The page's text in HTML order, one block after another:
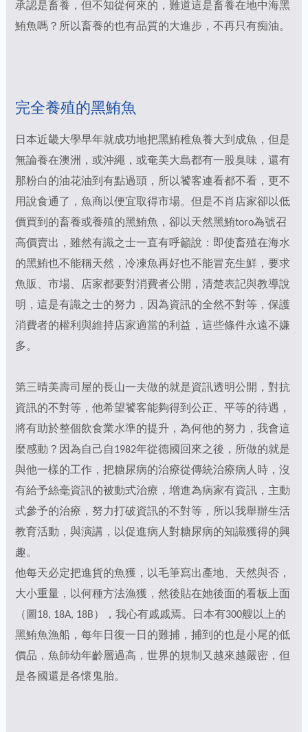
承認是畜養，但不知從何來的，難道這是畜養在地中海黑
鮪魚嗎？所以畜養的也有品質的大進步，不再只有痴油。
完全養殖的黑鮪魚
日本近畿大學早年就成功地把黑鮪稚魚養大到成魚，但是
無論養在澳洲，或沖繩，或奄美大島都有一股臭味，還有
那粉白的油花油到有點過頭，所以饕客連看都不看，更不
用說食通了，魚商以便宜取得市場。但是不肖店家卻以低
價買到的畜養或養殖的黑鮪魚，卻以天然黑鮪toro為號召
高價賣出，雖然有識之士一直有呼籲說：即使畜殖在海水
的黑鮪也不能稱天然，冷凍魚再好也不能冒充生鮮，要求
魚販、市場、店家都要對消費者公開，清楚表記與教導說
明，這是有識之士的努力，因為資訊的全然不對等，保護
消費者的權利與維持店家適當的利益，這些條件永遠不嫌
多。
第三晴美壽司屋的長山一夫做的就是資訊透明公開，對抗
資訊的不對等，他希望饕客能夠得到公正、平等的待遇，
將有助於整個飲食業水準的提升，為何他的努力，我會這
麼感動？因為自己自1982年從德國回來之後，所做的就是
與他一樣的工作，把糖尿病的治療從傳統治療病人時，沒
有給予絲毫資訊的被動式治療，增進為病家有資訊，主動
式參予的治療，努力打破資訊的不對等，所以我舉辦生活
教育活動，與演講，以促進病人對糖尿病的知識獲得的興
趣。
他每天必定把進貨的魚獲，以毛筆寫出產地、天然與否，
大小重量，以何種方法漁獲，然後貼在她後面的看板上面
（圖18, 18A, 18B），我心有戚戚焉。日本有300艘以上的
黑鮪魚漁船，每年日復一日的難捕，捕到的也是小尾的低
價品，魚師幼年齡層過高，世界的規制又越來越嚴密，但
是各國還是各懷鬼胎。